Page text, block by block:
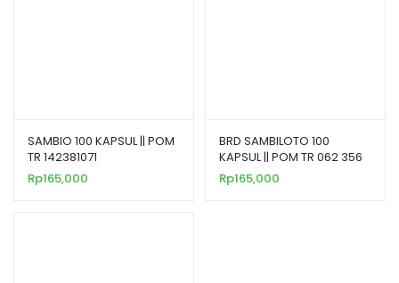
SAMBIO 100 KAPSUL || POM
TR 142381071
Rp165,000
BRD SAMBILOTO 100
KAPSUL || POM TR 062 356
961
Rp165,000